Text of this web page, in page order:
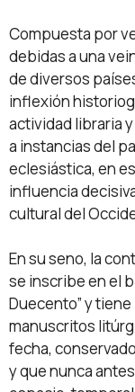
Compuesta por
debidas a una
de diversos
inflexión
actividad libraria
a instancias del
eclesiástica, en
influencia
cultural del
En su seno, la
se inscribe en el
Duecento” y
manuscritos
fecha,
y que nunca